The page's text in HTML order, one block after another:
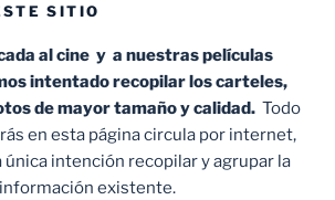
SITIO
al cine y a nuestras películas
intentado recopilar los carteles,
de mayor tamaño y calidad. Todo
en esta página circula por internet,
intención recopilar y agrupar la
información existente.